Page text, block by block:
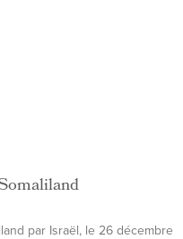
par Israël, le 26 décembre